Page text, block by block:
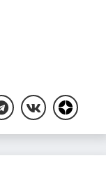
TelegramВКонтакте
Дзен